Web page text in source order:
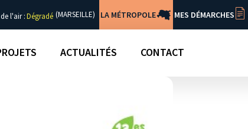
l'air :Dégradé (MARSEILLE) LA MÉTROPOLE MES DÉMARCHES
ACTUALITÉS CONTACT